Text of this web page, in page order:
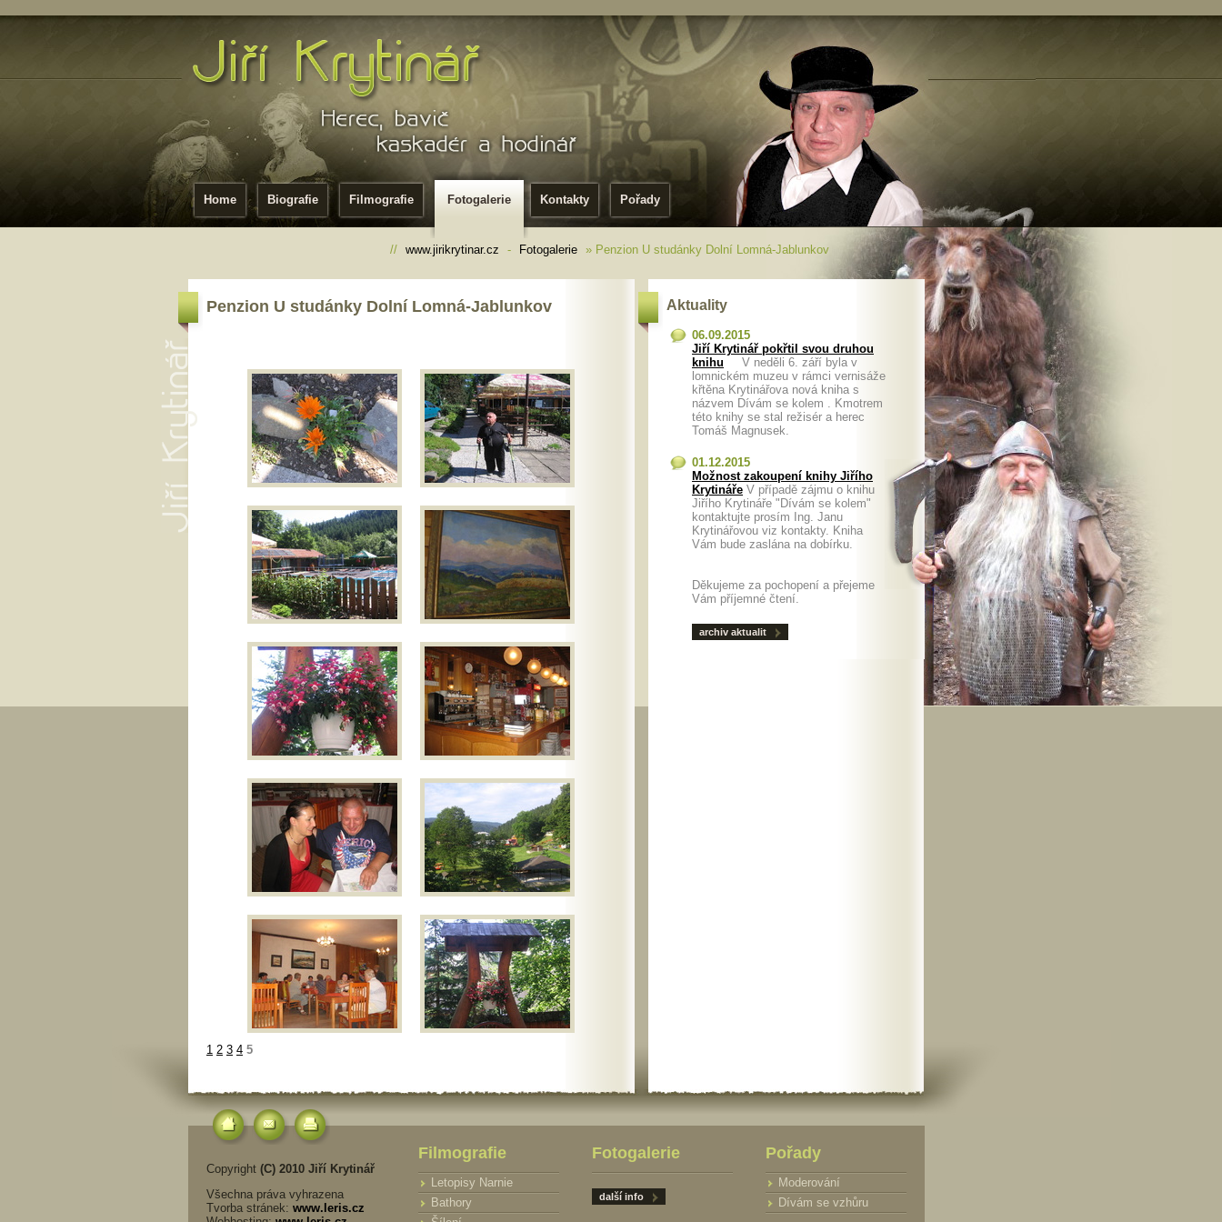
Home Biografie Filmografie Fotogalerie Kontakty Pořady
// www.jirikrytinar.cz - Fotogalerie » Penzion U studánky Dolní Lomná-Jablunkov
Penzion U studánky Dolní Lomná-Jablunkov
1 2 3 4 5
Aktuality
06.09.2015
Jiří Krytinář pokřtil svou druhou
knihu V neděli 6. září byla v
lomnickém muzeu v rámci vernisáže
křtěna Krytinářova nová kniha s
názvem Dívám se kolem . Kmotrem
této knihy se stal režisér a herec
Tomáš Magnusek.
01.12.2015
Možnost zakoupení knihy Jiřího
Krytináře V případě zájmu o knihu
Jiřího Krytináře "Dívám se kolem"
kontaktujte prosím Ing. Janu
Krytinářovou viz kontakty. Kniha
Vám bude zaslána na dobírku.
Děkujeme za pochopení a přejeme
Vám příjemné čtení.
archiv aktualit
Copyright (C) 2010 Jiří Krytinář
Všechna práva vyhrazena
Tvorba stránek: www.leris.cz
Pořady
Moderování
Dívám se vzhůru
Fotogalerie
další info
Filmografie
Letopisy Narnie
Bathory